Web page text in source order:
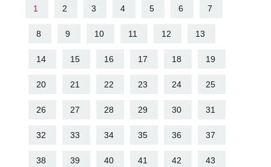
1 2 3 4 5 6 7
8 9 10 11 12 13
14 15 16 17 18 19
20 21 22 23 24 25
26 27 28 29 30 31
32 33 34 35 36 37
38 39 40 41 42 43